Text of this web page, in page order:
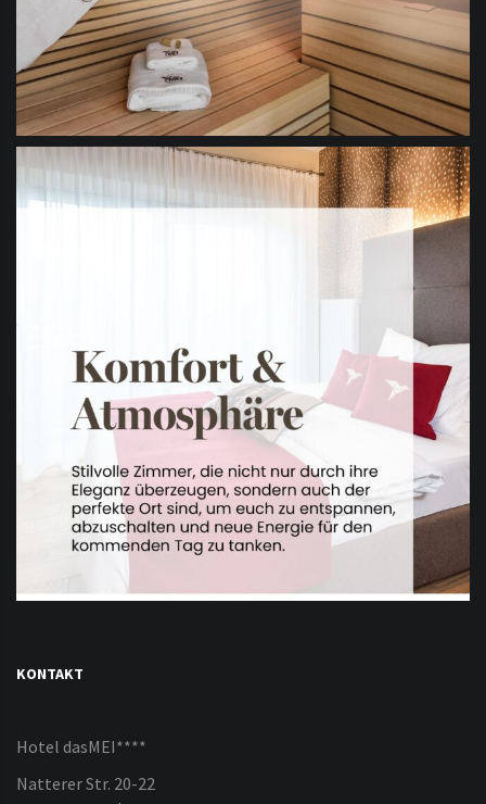
KONTAKT
Hotel dasMEI****
Natterer Str. 20-22